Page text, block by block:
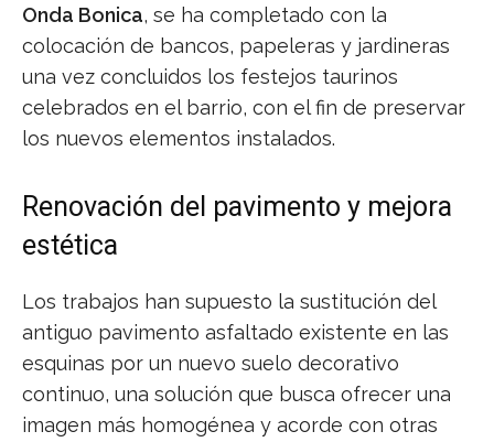
Onda Bonica, se ha completado con la
colocación de bancos, papeleras y jardineras
una vez concluidos los festejos taurinos
celebrados en el barrio, con el fin de preservar
los nuevos elementos instalados.
Renovación del pavimento y mejora
estética
Los trabajos han supuesto la sustitución del
antiguo pavimento asfaltado existente en las
esquinas por un nuevo suelo decorativo
continuo, una solución que busca ofrecer una
imagen más homogénea y acorde con otras